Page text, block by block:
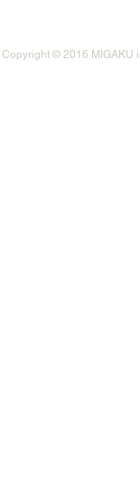
Copyright © 2016 MIGAKU